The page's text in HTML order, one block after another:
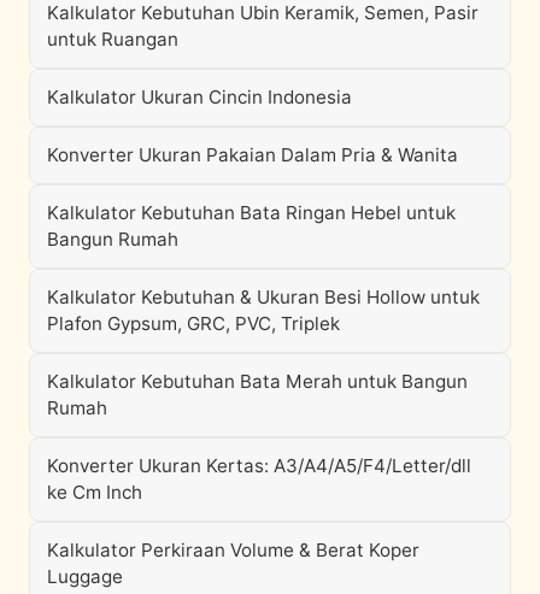
Kalkulator Kebutuhan Ubin Keramik, Semen, Pasir
untuk Ruangan
Kalkulator Ukuran Cincin Indonesia
Konverter Ukuran Pakaian Dalam Pria & Wanita
Kalkulator Kebutuhan Bata Ringan Hebel untuk
Bangun Rumah
Kalkulator Kebutuhan & Ukuran Besi Hollow untuk
Plafon Gypsum, GRC, PVC, Triplek
Kalkulator Kebutuhan Bata Merah untuk Bangun
Rumah
Konverter Ukuran Kertas: A3/A4/A5/F4/Letter/dll
ke Cm Inch
Kalkulator Perkiraan Volume & Berat Koper
Luggage